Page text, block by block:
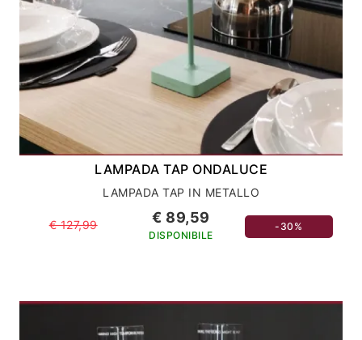
LAMPADA TAP ONDALUCE
LAMPADA TAP IN METALLO
€ 127,99 € 89,59
DISPONIBILE
-30%